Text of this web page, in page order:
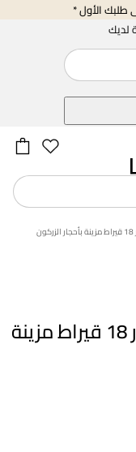
لديك
أقراط متدلية ذهب فراشة عيار 18 قيراط مزينة